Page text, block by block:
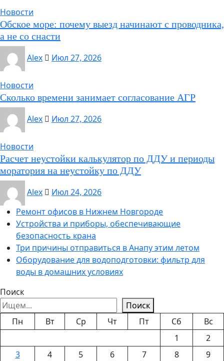
Новости
Обское море: почему выезд начинают с проводника,
а не со снасти
Alex
Июл 27, 2026
Новости
Сколько времени занимает согласование АГР
Alex
Июл 27, 2026
Новости
Расчет неустойки калькулятор по ДДУ и периоды
моратория на неустойку по ДДУ
Alex
Июл 24, 2026
Ремонт офисов в Нижнем Новгороде
Устройства и приборы, обеспечивающие
безопасность крана
Три причины отправиться в Анапу этим летом
Оборудование для водоподготовки: фильтр для
воды в домашних условиях
Поиск
Поиск
Пн
Вт Ср Чт Пт Сб
Вс
1
2
3
4 5 6 7 8 9